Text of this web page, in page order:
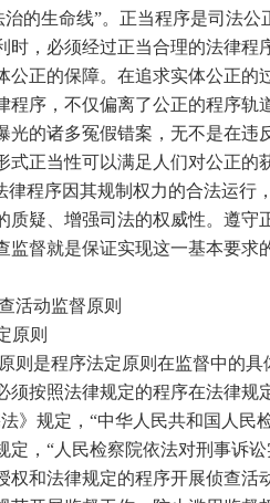
生命线”。正当程序是司法公
时，必须经过正当合理的法律程
公正的保障。在追求实体公正的
程序，不仅偏离了公正的程序轨
光的诸多冤假错案，无不是在违
式正当性可以满足人们对公正的
律程序因其规制权力的合法运行
质疑、增强司法的权威性。遵守
监督就是保证实现这一基本要求
动监督原则
原则
是程序法定原则在监督中的具
须按照法律规定的程序在法律规
》规定，“中华人民共和国人民
定，“人民检察院依法对刑事诉
权和法律规定的程序开展侦查活